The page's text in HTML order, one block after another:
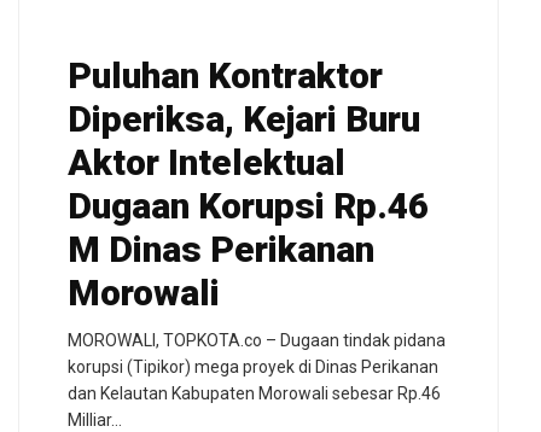
Puluhan Kontraktor
Diperiksa, Kejari Buru
Aktor Intelektual
Dugaan Korupsi Rp.46
M Dinas Perikanan
Morowali
MOROWALI, TOPKOTA.co – Dugaan tindak pidana
korupsi (Tipikor) mega proyek di Dinas Perikanan
dan Kelautan Kabupaten Morowali sebesar Rp.46
Milliar…